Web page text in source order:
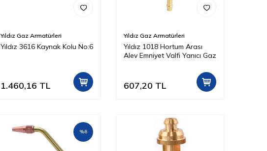
Yıldız Gaz Armatürleri
Yıldız 3616 Kaynak Kolu No:6
1.460,16 TL
Yıldız Gaz Armatürleri
Yıldız 1018 Hortum Arası
Alev Emniyet Valfi Yanıcı Gaz
607,20 TL
%6